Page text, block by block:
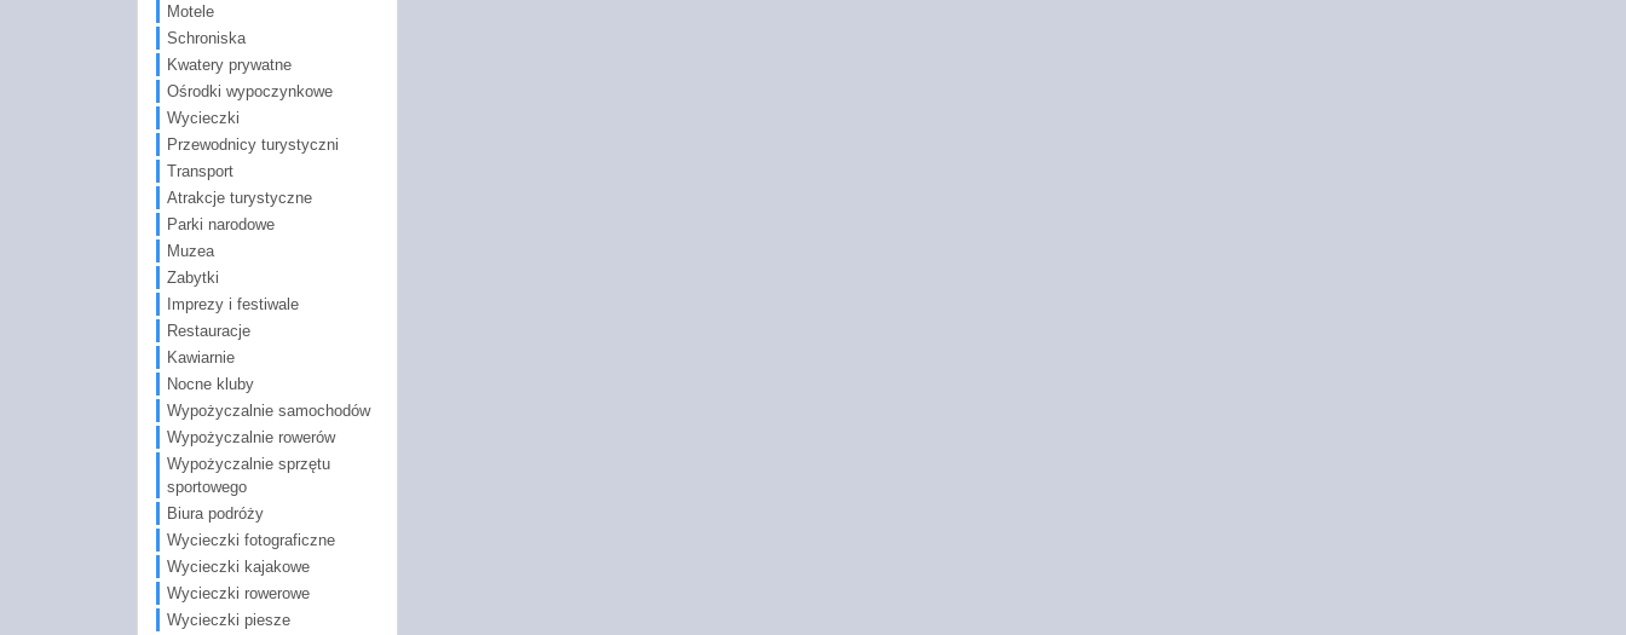
Motele
Schroniska
Kwatery prywatne
Ośrodki wypoczynkowe
Wycieczki
Przewodnicy turystyczni
Transport
Atrakcje turystyczne
Parki narodowe
Muzea
Zabytki
Imprezy i festiwale
Restauracje
Kawiarnie
Nocne kluby
Wypożyczalnie samochodów
Wypożyczalnie rowerów
Wypożyczalnie sprzętu
sportowego
Biura podróży
Wycieczki fotograficzne
Wycieczki kajakowe
Wycieczki rowerowe
Wycieczki piesze